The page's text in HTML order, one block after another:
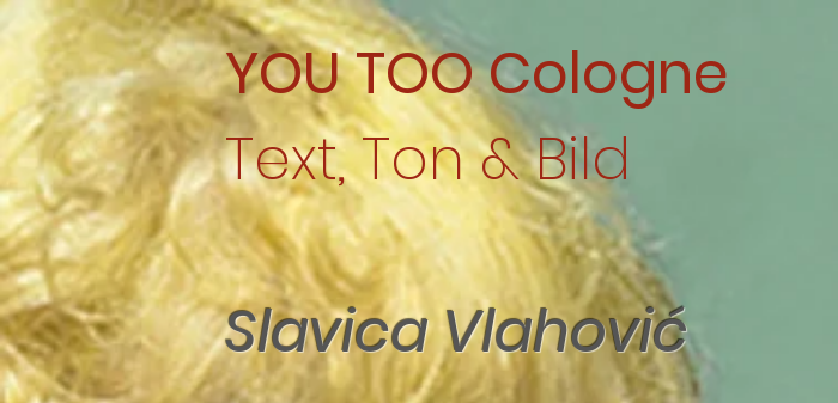
YOU TOO Cologne
Text, Ton & Bild
Slavica Vlahović